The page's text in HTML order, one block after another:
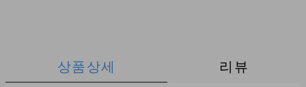
상품상세 리뷰